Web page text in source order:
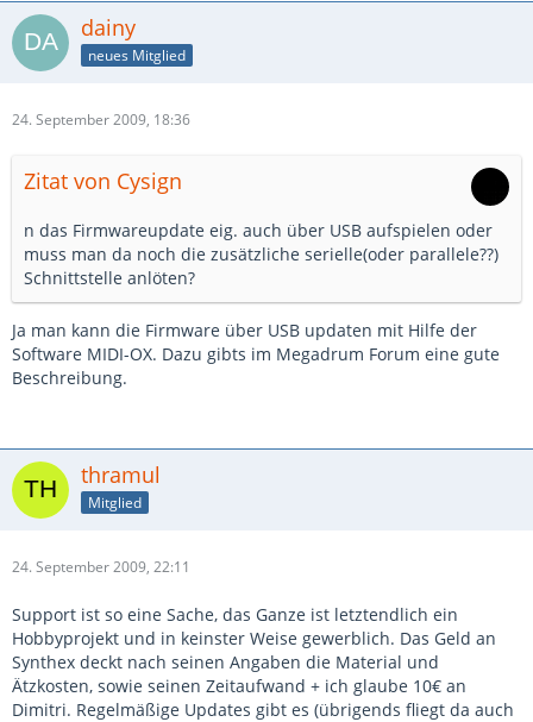
dainy
neues Mitglied
24. September 2009, 18:36
Zitat von Cysign
n das Firmwareupdate eig. auch über USB aufspielen oder
muss man da noch die zusätzliche serielle(oder parallele??)
Schnittstelle anlöten?
Ja man kann die Firmware über USB updaten mit Hilfe der
Software MIDI-OX. Dazu gibts im Megadrum Forum eine gute
Beschreibung.
thramul
Mitglied
24. September 2009, 22:11
Support ist so eine Sache, das Ganze ist letztendlich ein
Hobbyprojekt und in keinster Weise gewerblich. Das Geld an
Synthex deckt nach seinen Angaben die Material und
Ätzkosten, sowie seinen Zeitaufwand + ich glaube 10€ an
Dimitri. Regelmäßige Updates gibt es (übrigends fliegt da auch